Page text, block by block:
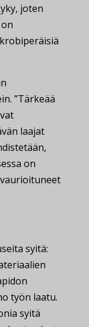
joten
”Tärkeää
laajat
on
syitä:
työn laatu.
syitä